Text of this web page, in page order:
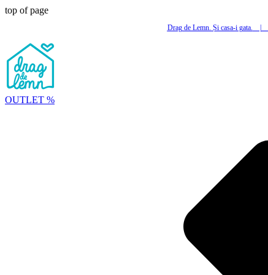
top of page
Drag de Lemn. Și casa-i gata.
OUTLET %